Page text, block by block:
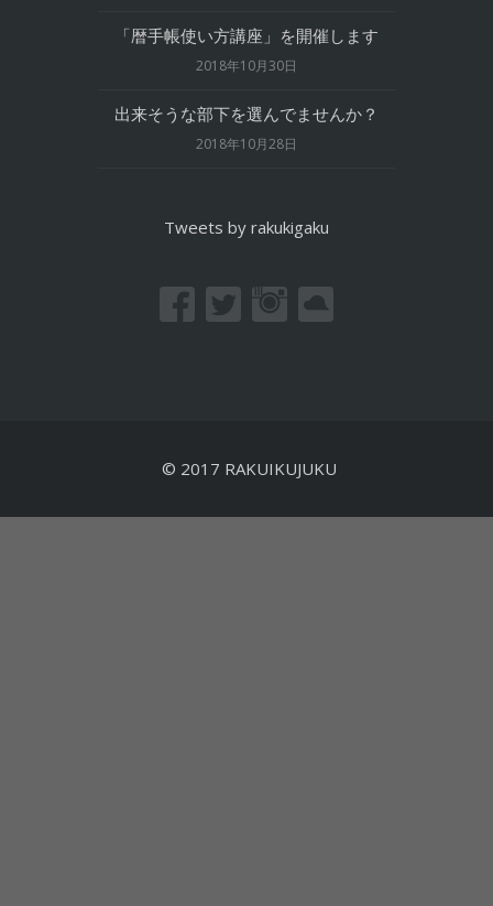
「暦手帳使い方講座」を開催します
2018年10月30日
出来そうな部下を選んでませんか？
2018年10月28日
Tweets by rakukigaku
© 2017 RAKUIKUJUKU